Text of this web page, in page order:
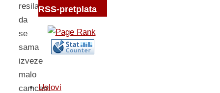
resila
da
se
sama
izveze
malo
camcem
RSS-pretplata
Uslovi